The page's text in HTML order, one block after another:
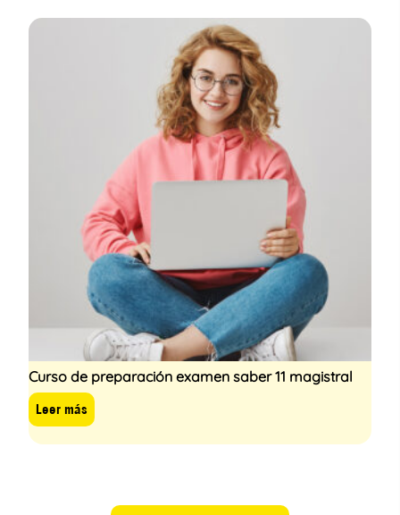
Curso de preparación examen saber 11 magistral
Leer más